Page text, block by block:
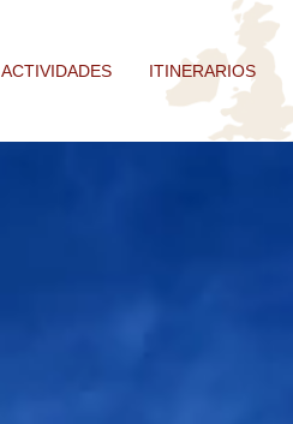
ACTIVIDADES ITINERARIOS